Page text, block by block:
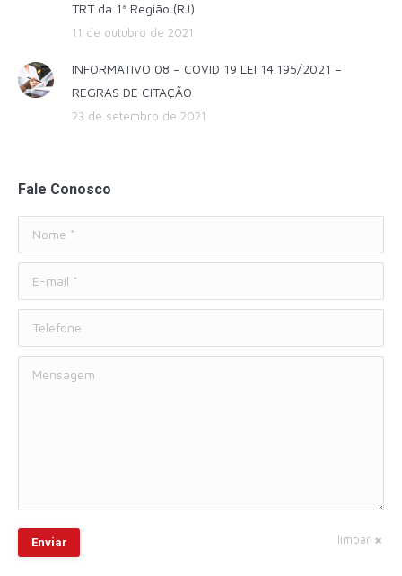
TRT da 1ª Região (RJ)
11 de outubro de 2021
INFORMATIVO 08 – COVID 19 LEI 14.195/2021 –
REGRAS DE CITAÇÃO
23 de setembro de 2021
Fale Conosco
Telefone
Enviar limpar